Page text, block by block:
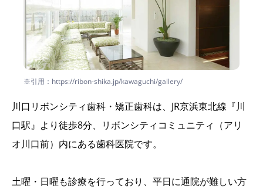
※引用：https://ribon-shika.jp/kawaguchi/gallery/
川口リボンシティ歯科・矯正歯科は、JR京浜東北線『川
口駅』より徒歩8分、リボンシティコミュニティ（アリ
オ川口前）内にある歯科医院です。
土曜・日曜も診療を行っており、平日に通院が難しい方